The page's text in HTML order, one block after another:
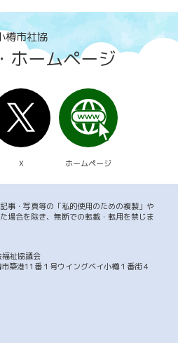
樽市社協
ホームページ
X ホームページ
事・写真等の「私的使用のための複製」や
場合を除き、無断での転載・転用を禁じま
祉協議会
港11番１号ウイングベイ小樽１番街４